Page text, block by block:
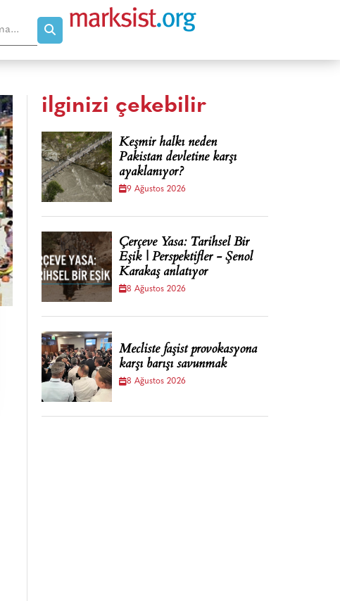
ilginizi çekebilir
Keşmir halkı neden
Pakistan devletine karşı
ayaklanıyor?
9 Ağustos 2026
Çerçeve Yasa: Tarihsel Bir
Eşik | Perspektifler - Şenol
Karakaş anlatıyor
8 Ağustos 2026
Mecliste faşist provokasyona
karşı barışı savunmak
8 Ağustos 2026